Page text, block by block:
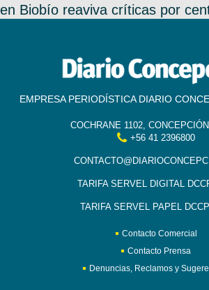
en Biobío reaviva críticas por
EMPRESA PERIODÍSTICA DIARIO
COCHRANE 1102,
+56 41 2396800
TARIFA SERVEL DIGITAL
TARIFA SERVEL PAPEL
Contacto Comercial
Contacto Prensa
Denuncias, Reclamos y